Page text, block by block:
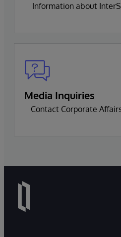
Information about
Media Inquiries
Contact Corporate